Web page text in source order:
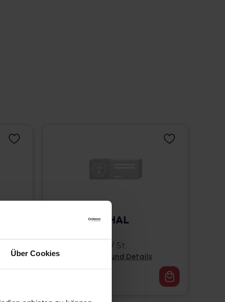
Über Cookies
ELHAGNAPHAL
100 St. • 0,76 € / St.
Pflichtangaben und Details